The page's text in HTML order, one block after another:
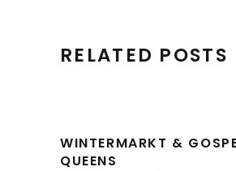
RELATED POSTS
WINTERMARKT &
QUEENS